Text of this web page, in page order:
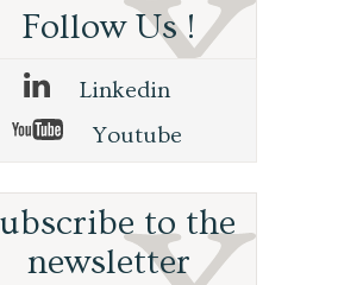
Follow Us !
Linkedin
Youtube
to the
newsletter